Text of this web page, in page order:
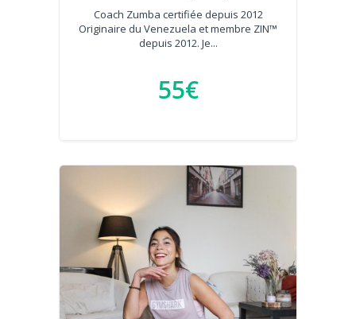
Coach Zumba certifiée depuis 2012
Originaire du Venezuela et membre ZIN™
depuis 2012. Je...
55€